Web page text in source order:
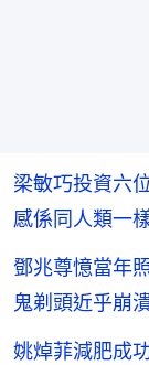
梁敏巧投資六
感係同人類一
鄧兆尊憶當年
鬼剃頭近乎崩
姚焯菲減肥成